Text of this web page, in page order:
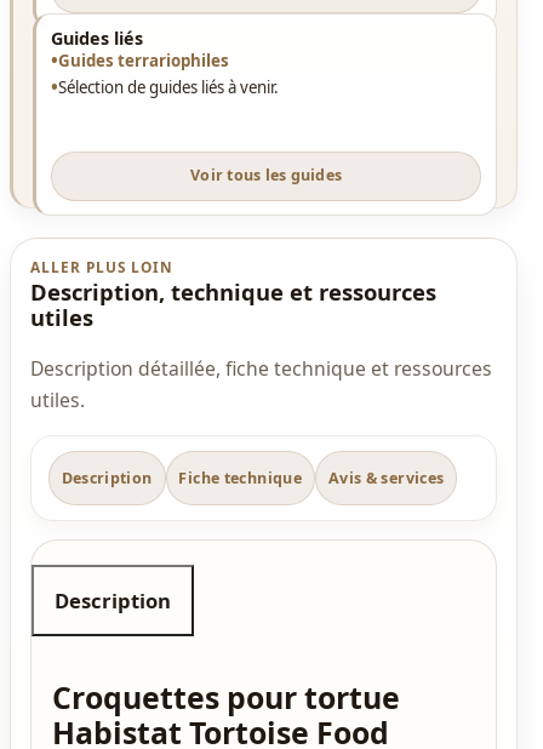
Guides liés
Guides terrariophiles
Sélection de guides liés à venir.
Voir tous les guides
ALLER PLUS LOIN
Description, technique et ressources
utiles
Description détaillée, fiche technique et ressources
utiles.
Description Fiche technique Avis & services
Description
Croquettes pour tortue
Habistat Tortoise Food